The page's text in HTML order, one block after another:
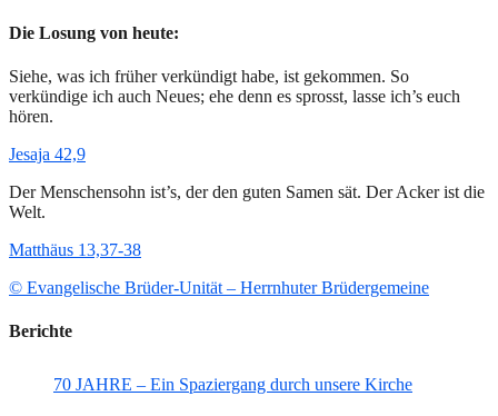
Die Losung von heute:
Siehe, was ich früher verkündigt habe, ist gekommen. So
verkündige ich auch Neues; ehe denn es sprosst, lasse ich’s euch
hören.
Jesaja 42,9
Der Menschensohn ist’s, der den guten Samen sät. Der Acker ist die
Welt.
Matthäus 13,37-38
© Evangelische Brüder-Unität – Herrnhuter Brüdergemeine
Berichte
70 JAHRE – Ein Spaziergang durch unsere Kirche